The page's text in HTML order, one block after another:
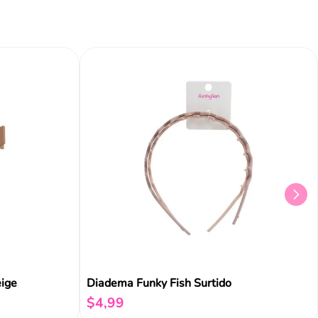
Diadema Funky Fish Surtido
$4,99